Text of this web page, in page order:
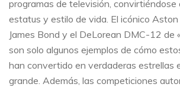
programas de televisión, convirtiéndose
estatus y estilo de vida. El icónico
James Bond y el DeLorean DMC-12 de
son solo algunos ejemplos de cómo
han convertido en verdaderas estrellas
grande. Además, las competiciones